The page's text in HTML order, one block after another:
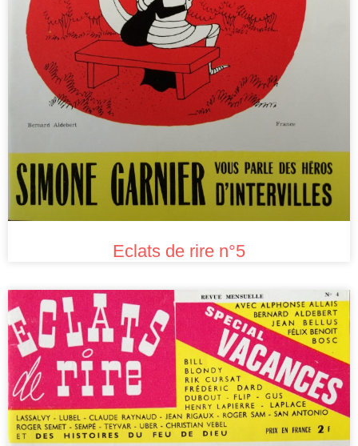
Eclats de rire n°5